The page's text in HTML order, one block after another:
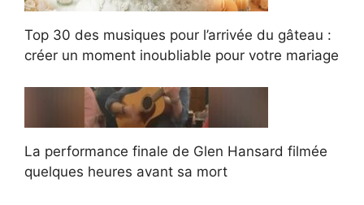
Top 30 des musiques pour l’arrivée du gâteau :
créer un moment inoubliable pour votre mariage
La performance finale de Glen Hansard filmée
quelques heures avant sa mort